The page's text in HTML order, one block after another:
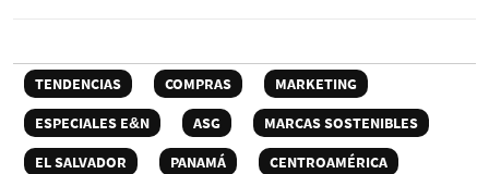
TENDENCIAS COMPRAS
MARKETING
ESPECIALES E&N
ASG
MARCAS SOSTENIBLES
EL SALVADOR
PANAMÁ
CENTROAMÉRICA